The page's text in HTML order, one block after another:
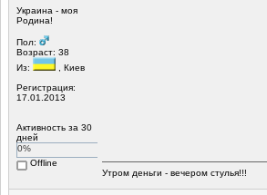
Украина - моя
Родина!
Пол:
Возраст: 38
Из:
, Киев
Регистрация:
17.01.2013
Активность за 30
дней
0%
Offline
Утром деньги - вечером стулья!!!